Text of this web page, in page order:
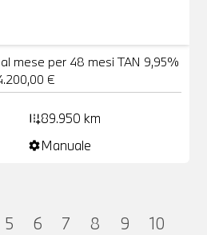
al mese per 48 mesi TAN 9,95%
€
add_road89.950 km
settingsManuale
5 6 7 8 9 10